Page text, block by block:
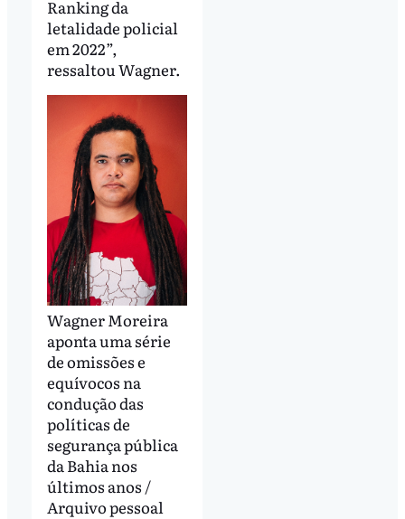
Ranking da
letalidade policial
em 2022”,
ressaltou Wagner.
Wagner Moreira
aponta uma série
de omissões e
equívocos na
condução das
políticas de
segurança pública
da Bahia nos
últimos anos /
Arquivo pessoal